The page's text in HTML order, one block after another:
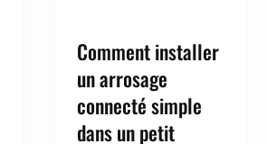
Comment installer
un arrosage
connecté simple
dans un petit